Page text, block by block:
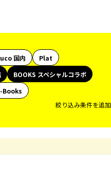
国内
Plat
BOOKS スペシャルコラボ
Books
絞り込み条件を追加